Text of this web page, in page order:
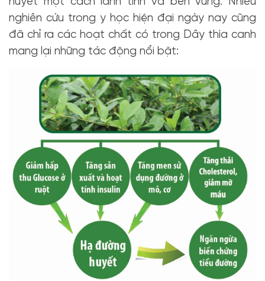
nghiên cứu trong y học hiện đại ngày nay cũng
đã chỉ ra các hoạt chất có trong Dây thìa canh
mang lại những tác động nổi bật: